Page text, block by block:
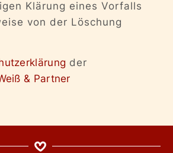
Klärung eines Vorfalls
von der Löschung
der
& Partner